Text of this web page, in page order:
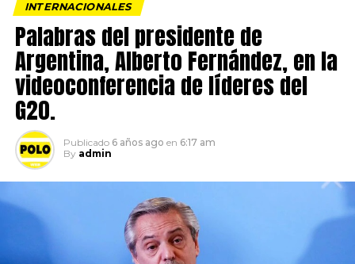
INTERNACIONALES
Palabras del presidente de
Argentina, Alberto Fernández, en la
videoconferencia de líderes del
G20.
Publicado 6 años ago en 6:17 am
By admin